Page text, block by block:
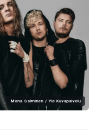
Mona Salminen / Yle Kuvapalvelu